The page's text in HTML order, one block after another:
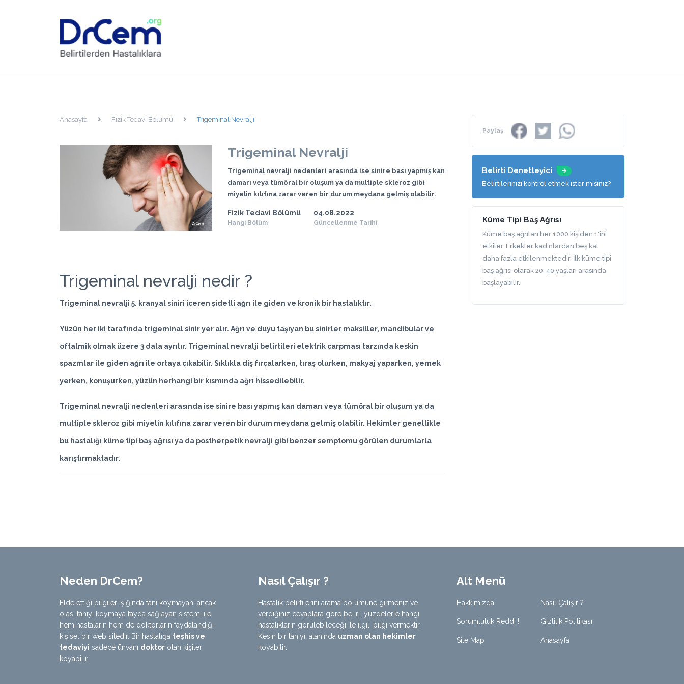
Anasayfa Fizik Tedavi Bölümü Trigeminal Nevralji
Trigeminal Nevralji
Trigeminal nevralji nedenleri arasında ise sinire bası yapmış kan
damarı veya tümöral bir oluşum ya da multiple skleroz gibi
miyelin kılıfına zarar veren bir durum meydana gelmiş olabilir.
Fizik Tedavi Bölümü
Hangi Bölüm
04.08.2022
Güncellenme Tarihi
Trigeminal nevralji nedir ?
Trigeminal nevralji 5. kranyal siniri içeren şidetli ağrı ile giden ve kronik bir hastalıktır.
Yüzün her iki tarafında trigeminal sinir yer alır. Ağrı ve duyu taşıyan bu sinirler maksiller, mandibular ve
oftalmik olmak üzere 3 dala ayrılır. Trigeminal nevralji belirtileri elektrik çarpması tarzında keskin
spazmlar ile giden ağrı ile ortaya çıkabilir. Sıklıkla diş fırçalarken, tıraş olurken, makyaj yaparken, yemek
yerken, konuşurken, yüzün herhangi bir kısmında ağrı hissedilebilir.
Trigeminal nevralji nedenleri arasında ise sinire bası yapmış kan damarı veya tümöral bir oluşum ya da
multiple skleroz gibi miyelin kılıfına zarar veren bir durum meydana gelmiş olabilir. Hekimler genellikle
bu hastalığı küme tipi baş ağrısı ya da postherpetik nevralji gibi benzer semptomu görülen durumlarla
karıştırmaktadır.
Paylaş
Belirti Denetleyici
Belirtilerinizi kontrol etmek ister misiniz?
Küme Tipi Baş Ağrısı
Küme baş ağrıları her 1000 kişiden 1'ini
etkiler. Erkekler kadınlardan beş kat
daha fazla etkilenmektedir. İlk küme tipi
baş ağrısı olarak 20-40 yaşları arasında
başlayabilir.
Neden DrCem?
Elde ettiği bilgiler ışığında tanı koymayan, ancak
olası tanıyı koymaya fayda sağlayan sistemi ile
hem hastaların hem de doktorların faydalandığı
kişisel bir web sitedir. Bir hastalığa teşhis ve
tedaviyi sadece ünvanı doktor olan kişiler
koyabilir.
Nasıl Çalışır ?
Hastalık belirtilerini arama bölümüne girmeniz ve
verdiğiniz cevaplara göre belirli yüzdelerle hangi
hastalıkların görülebileceği ile ilgili bilgi vermektir.
Kesin bir tanıyı, alanında uzman olan hekimler
koyabilir.
Alt Menü
Hakkımızda Nasıl Çalışır ?
Sorumluluk Reddi ! Gizlilik Politikası
Site Map Anasayfa